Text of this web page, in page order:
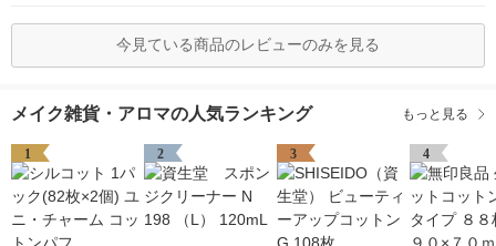
今見ている商品のレビューのみを見る
メイク雑貨・アロマの人気ランキング もっと見る
1 2 3 4